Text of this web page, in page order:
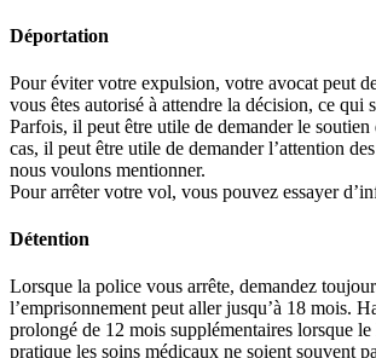
Déportation
Pour éviter votre expulsion, votre avocat peut
vous êtes autorisé à attendre la décision, ce
Parfois, il peut être utile de demander le
cas, il peut être utile de demander l’attention
nous voulons mentionner.
Pour arrêter votre vol, vous pouvez essayer
Détention
Lorsque la police vous arrête, demandez
l’emprisonnement peut aller jusqu’à 18 mois.
prolongé de 12 mois supplémentaires lorsque
pratique les soins médicaux ne soient souvent